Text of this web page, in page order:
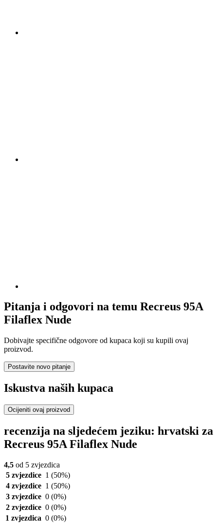
Pitanja i odgovori na temu Recreus 95A
Filaflex Nude
Dobivajte specifične odgovore od kupaca koji su kupili ovaj
proizvod.
Postavite novo pitanje
Iskustva naših kupaca
Ocijeniti ovaj proizvod
recenzija na sljedećem jeziku: hrvatski za
Recreus 95A Filaflex Nude
4,5 od 5 zvjezdica
5 zvjezdice 1 (50%)
4 zvjezdice 1 (50%)
3 zvjezdice 0 (0%)
2 zvjezdice 0 (0%)
1 zvjezdica 0 (0%)